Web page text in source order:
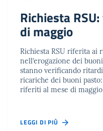
Richiesta
di maggio
Richiesta RSU riferita ai
nell’erogazione dei
stanno verificando
ricariche dei buoni
riferiti al mese di
LEGGI DI PIÙ